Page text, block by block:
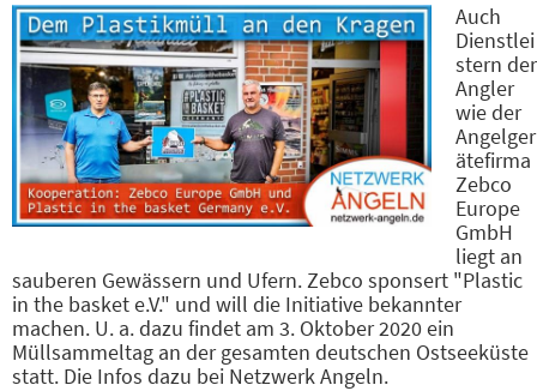
Auch
Dienstlei
stern der
Angler
wie der
Angelger
ätefirma
Zebco
Europe
GmbH
liegt an
sauberen Gewässern und Ufern. Zebco sponsert "Plastic
in the basket e.V." und will die Initiative bekannter
machen. U. a. dazu findet am 3. Oktober 2020 ein
Müllsammeltag an der gesamten deutschen Ostseeküste
statt. Die Infos dazu bei Netzwerk Angeln.